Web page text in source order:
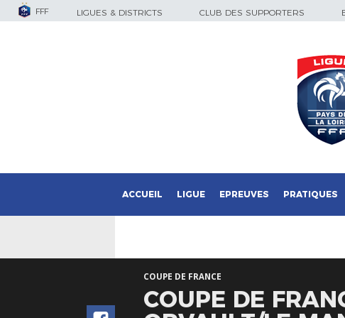
FFF LIGUES & DISTRICTS CLUB DES SUPPORTERS
ACCUEIL LIGUE EPREUVES PRATIQUES
COUPE DE FRANCE
COUPE DE